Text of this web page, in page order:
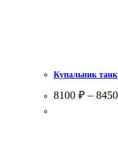
Купальник
8100 ₽ – 8450